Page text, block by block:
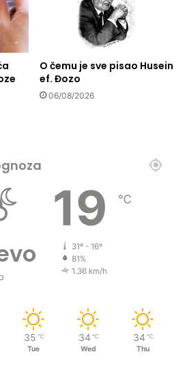
O čemu je sve pisao Husein
ef. Đozo
06/08/2026
19 ℃
31º - 16º
81%
1.36 km/h
35 ℃
Tue
34 ℃
Wed
34 ℃
Thu